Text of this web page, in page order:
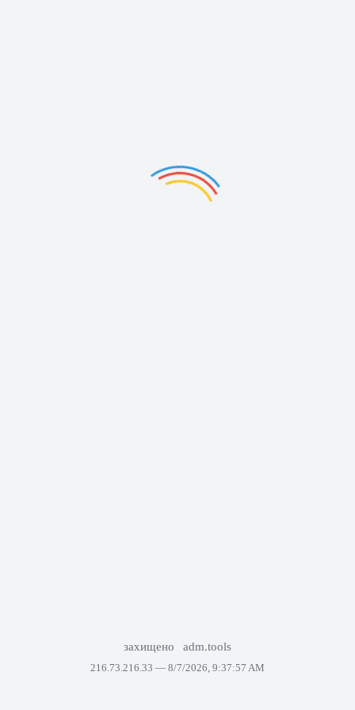
захищено adm.tools
216.73.216.33 — 8/7/2026, 9:37:57 AM